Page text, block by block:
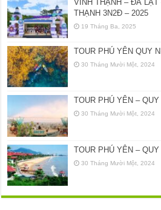
VĨNH THẠNH – ĐÀ LẠT
THẠNH 3N2Đ – 2025
19 Tháng Ba, 2025
TOUR PHÚ YÊN QUY
30 Tháng Mười Một, 2024
TOUR PHÚ YÊN –
30 Tháng Mười Một, 2024
TOUR PHÚ YÊN –
30 Tháng Mười Một, 2024